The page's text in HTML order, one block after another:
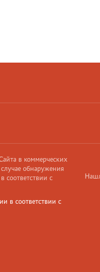
в коммерческих
обнаружения
соответствии с
в соответствии с